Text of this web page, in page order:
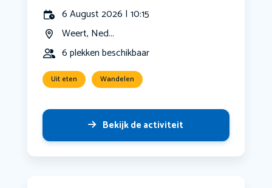
6 August 2026 | 10:15
Weert, Ned...
6 plekken beschikbaar
Uit eten Wandelen
Bekijk de activiteit